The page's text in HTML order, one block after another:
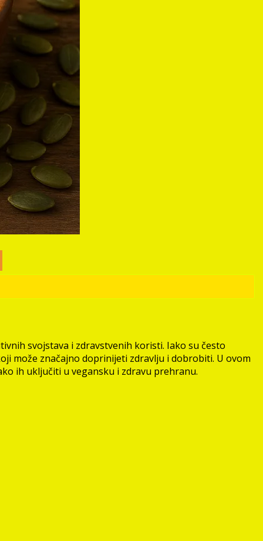
svojstava i zdravstvenih koristi. Iako su često
može značajno doprinijeti zdravlju i dobrobiti. U ovom
ih uključiti u vegansku i zdravu prehranu.